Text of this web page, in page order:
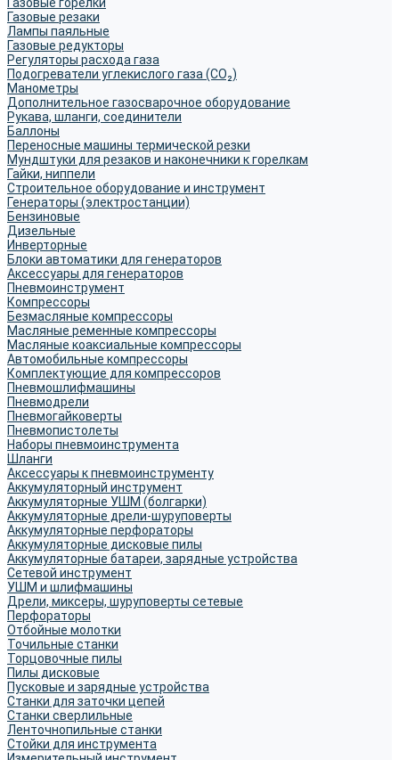
Газовые резаки
Лампы паяльные
Газовые редукторы
Регуляторы расхода газа
Подогреватели углекислого газа (CO₂)
Манометры
Дополнительное газосварочное оборудование
Рукава, шланги, соединители
Баллоны
Переносные машины термической резки
Мундштуки для резаков и наконечники к горелкам
Гайки, ниппели
Строительное оборудование и инструмент
Генераторы (электростанции)
Бензиновые
Дизельные
Инверторные
Блоки автоматики для генераторов
Аксессуары для генераторов
Пневмоинструмент
Компрессоры
Безмасляные компрессоры
Масляные ременные компрессоры
Масляные коаксиальные компрессоры
Автомобильные компрессоры
Комплектующие для компрессоров
Пневмошлифмашины
Пневмодрели
Пневмогайковерты
Пневмопистолеты
Наборы пневмоинструмента
Шланги
Аксессуары к пневмоинструменту
Аккумуляторный инструмент
Аккумуляторные УШМ (болгарки)
Аккумуляторные дрели-шуруповерты
Аккумуляторные перфораторы
Аккумуляторные дисковые пилы
Аккумуляторные батареи, зарядные устройства
Сетевой инструмент
УШМ и шлифмашины
Дрели, миксеры, шуруповерты сетевые
Перфораторы
Отбойные молотки
Точильные станки
Торцовочные пилы
Пилы дисковые
Пусковые и зарядные устройства
Станки для заточки цепей
Станки сверлильные
Ленточнопильные станки
Стойки для инструмента